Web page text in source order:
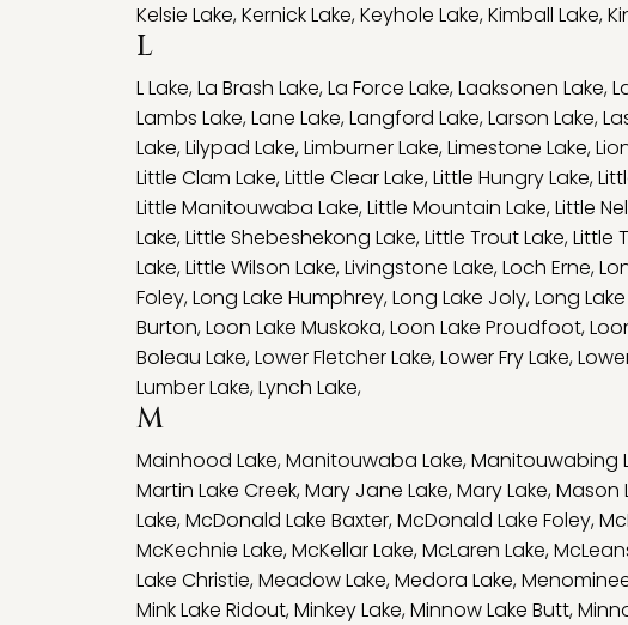
Kelsie Lake,Kernick Lake,Keyhole Lake,Kimball Lake,
L
L Lake,La Brash Lake,La Force Lake,Laaksonen Lake,
Lambs Lake,Lane Lake,Langford Lake,Larson Lake,
Lake,Lilypad Lake,Limburner Lake,Limestone Lake,
Little Clam Lake,Little Clear Lake,Little Hungry Lake,
Little Manitouwaba Lake,Little Mountain Lake,Little
Lake,Little Shebeshekong Lake,Little Trout Lake,Little
Lake,Little Wilson Lake,Livingstone Lake,Loch Erne,
Foley,Long Lake Humphrey,Long Lake Joly,Long
Burton,Loon Lake Muskoka,Loon Lake Proudfoot,
Boleau Lake,Lower Fletcher Lake,Lower Fry Lake,
Lumber Lake,Lynch Lake,
M
Mainhood Lake,Manitouwaba Lake,Manitouwabing
Martin Lake Creek,Mary Jane Lake,Mary Lake,Mason
Lake,McDonald Lake Baxter,McDonald Lake Foley,
McKechnie Lake,McKellar Lake,McLaren Lake,
Lake Christie,Meadow Lake,Medora Lake,
Mink Lake Ridout,Minkey Lake,Minnow Lake Butt,